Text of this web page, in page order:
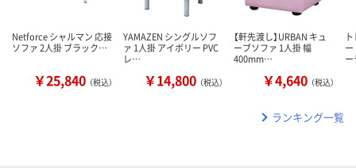
Netforce シャルマン 応接
ソファ 2人掛 ブラック…
￥25,840 （税込）
YAMAZEN シングルソフ
ァ 1人掛 アイボリー PVC
レ…
￥14,800 （税込）
【軒先渡し】URBAN キュ
ーブソファ 1人掛 幅
400mm…
￥4,640 （税込）
ー
ランキング一覧